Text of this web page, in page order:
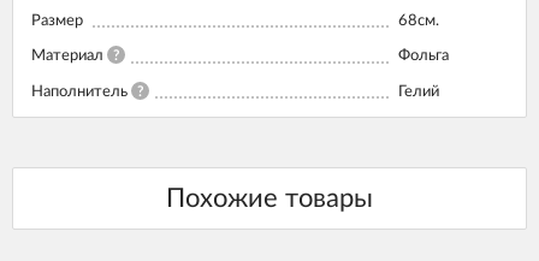
Размер 68см.
Материал ? Фольга
Наполнитель ? Гелий